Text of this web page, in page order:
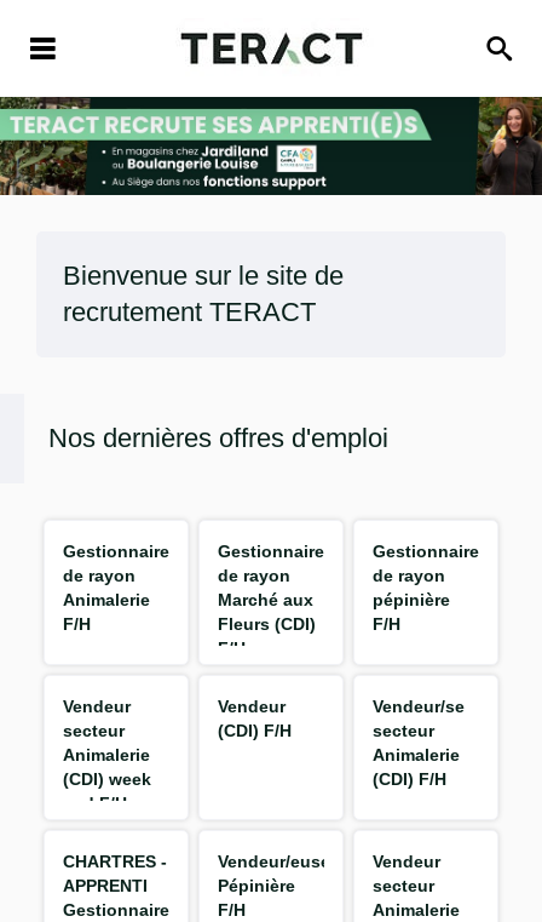
Bienvenue sur le site de
recrutement TERACT
Nos dernières offres d'emploi
Gestionnaire
de rayon
Animalerie
F/H
Gestionnaire
de rayon
Marché aux
Fleurs (CDI)
F/H
Gestionnaire
de rayon
pépinière
F/H
Vendeur
secteur
Animalerie
(CDI) week
end F/H
Vendeur
(CDI) F/H
Vendeur/se
secteur
Animalerie
(CDI) F/H
CHARTRES -
APPRENTI
Gestionnaire
Vendeur/euse
Pépinière
F/H
Vendeur
secteur
Animalerie